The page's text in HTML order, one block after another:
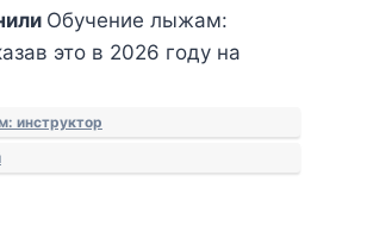
Обучение лыжам:
это в 2026 году на
инструктор